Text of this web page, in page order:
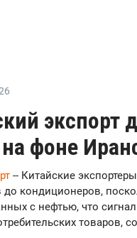
экспорт
фоне
-- Китайские
до кондиционеров,
с нефтью, что
товаров,